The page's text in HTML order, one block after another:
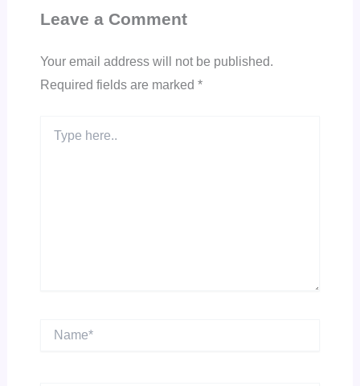
Leave a Comment
Your email address will not be published.
Required fields are marked *
here..